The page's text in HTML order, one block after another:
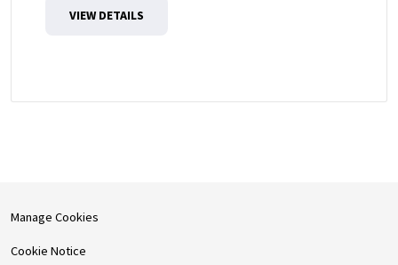
VIEW DETAILS
Manage Cookies
Cookie Notice